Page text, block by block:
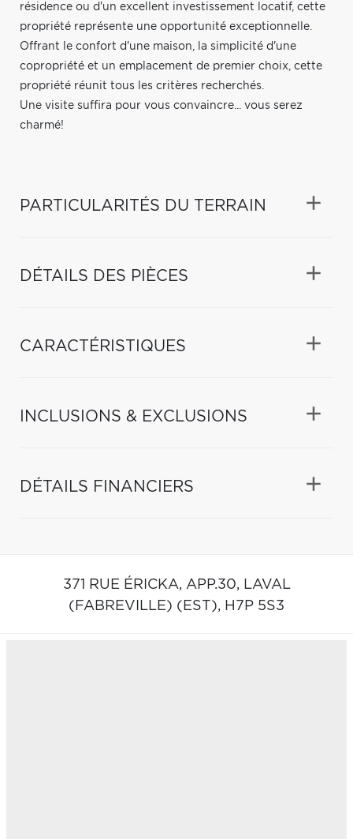
résidence ou d'un excellent investissement locatif, cette
propriété représente une opportunité exceptionnelle.
Offrant le confort d'une maison, la simplicité d'une
copropriété et un emplacement de premier choix, cette
propriété réunit tous les critères recherchés.
Une visite suffira pour vous convaincre... vous serez
charmé!
PARTICULARITÉS DU TERRAIN
DÉTAILS DES PIÈCES
CARACTÉRISTIQUES
INCLUSIONS & EXCLUSIONS
DÉTAILS FINANCIERS
371 RUE ÉRICKA, APP.30, LAVAL
(FABREVILLE) (EST), H7P 5S3